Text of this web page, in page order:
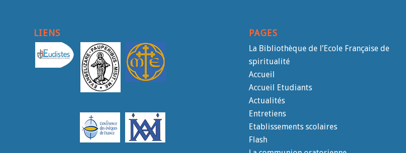
LIENS PAGES
La Bibliothèque de l’Ecole Française de
spiritualité
Accueil
Accueil Etudiants
Actualités
Entretiens
Etablissements scolaires
Flash